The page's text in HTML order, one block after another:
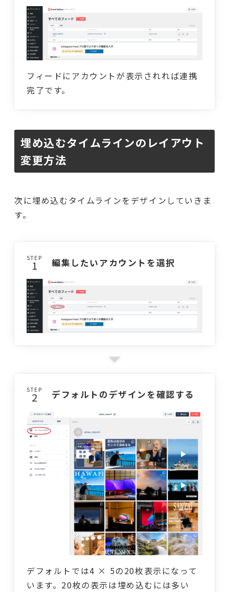
フィードにアカウントが表示されれば連携
完了です。
埋め込むタイムラインのレイアウト
変更方法
次に埋め込むタイムラインをデザインしていきま
す。
STEP 編集したいアカウントを選択
STEP デフォルトのデザインを確認する
デフォルトでは4 × 5の20枚表示になって
います。20枚の表示は埋め込むには多い